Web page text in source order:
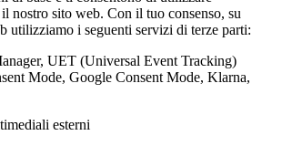
nostro sito web. Con il tuo consenso, su
utilizziamo i seguenti servizi di terze parti:
UET (Universal Event Tracking)
Mode, Google Consent Mode, Klarna,
esterni